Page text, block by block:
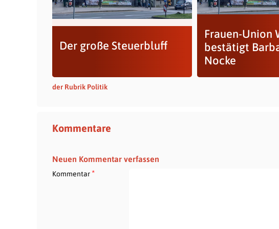
Der große Steuerbluff
Frauen-Union
bestätigt
Nocke
der Rubrik Politik
Kommentare
Neuen Kommentar verfassen
Kommentar*